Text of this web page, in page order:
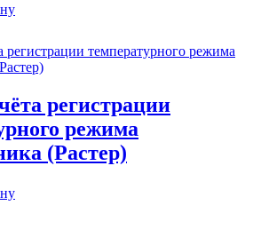
регистрации
режима
(Растер)